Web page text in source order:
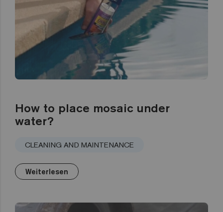
How to place mosaic under
water?
CLEANING AND MAINTENANCE
Weiterlesen